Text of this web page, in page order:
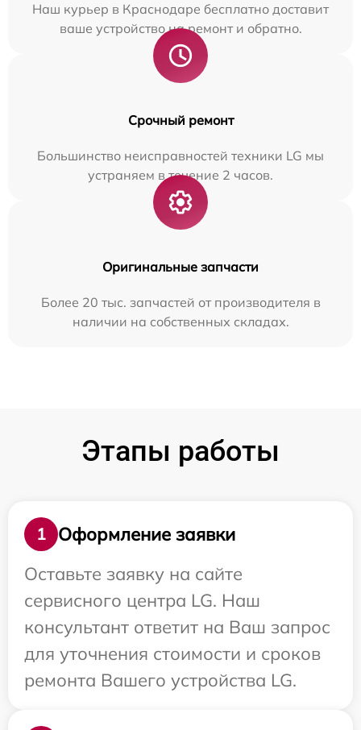
Наш курьер в Краснодаре бесплатно доставит
ваше устройство на ремонт и обратно.
Срочный ремонт
Большинство неисправностей техники LG мы
устраняем в течение 2 часов.
Оригинальные запчасти
Более 20 тыс. запчастей от производителя в
наличии на собственных складах.
Этапы работы
1
Оформление заявки
Оставьте заявку на сайте
сервисного центра LG. Наш
консультант ответит на Ваш запрос
для уточнения стоимости и сроков
ремонта Вашего устройства LG.